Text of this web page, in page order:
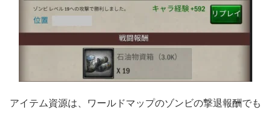
アイテム資源は、ワールドマップのゾンビの撃退報酬でも